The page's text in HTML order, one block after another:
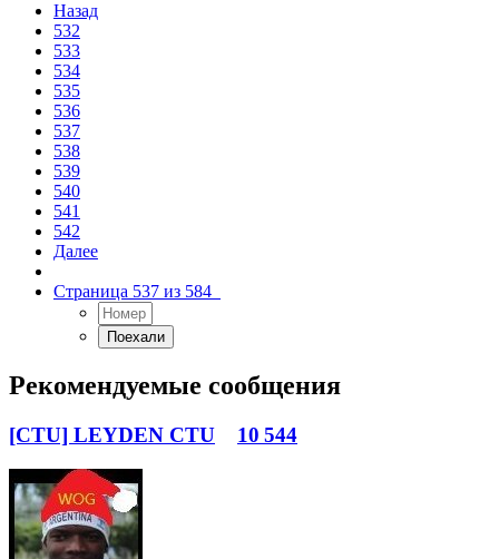
Назад
532
533
534
535
536
537
538
539
540
541
542
Далее
Страница 537 из 584
Рекомендуемые сообщения
[CTU] LEYDEN CTU 10 544